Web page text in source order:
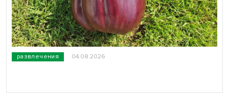
развлечения 04.08.2026